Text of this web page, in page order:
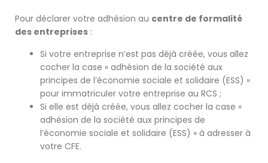
Pour déclarer votre adhésion au centre de formalité
des entreprises :
Si votre entreprise n’est pas déjà créée, vous allez
cocher la case « adhésion de la société aux
principes de l’économie sociale et solidaire (ESS) »
pour immatriculer votre entreprise au RCS ;
Si elle est déjà créée, vous allez cocher la case «
adhésion de la société aux principes de
l’économie sociale et solidaire (ESS) » à adresser à
votre CFE.